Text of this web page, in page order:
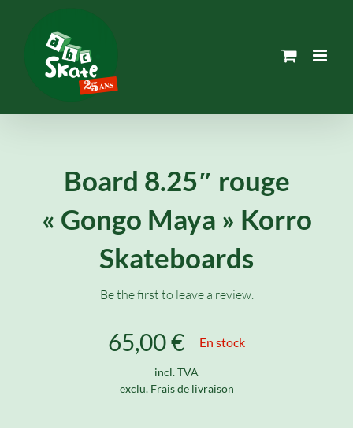
Board 8.25″ rouge
« Gongo Maya » Korro
Skateboards
Be the first to leave a review.
65,00€ En stock
incl. TVA
exclu. Frais de livraison